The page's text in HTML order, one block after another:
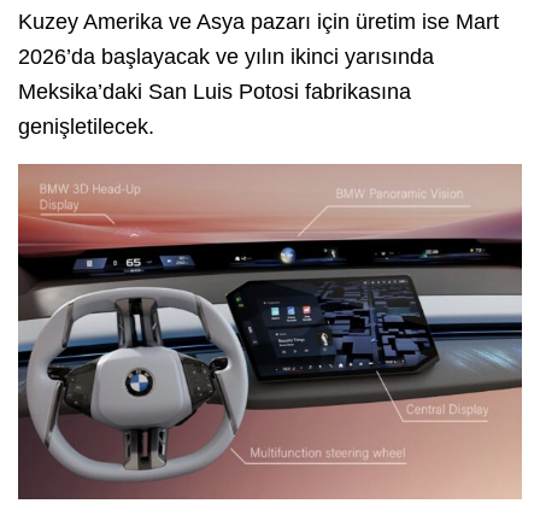
Kuzey Amerika ve Asya pazarı için üretim ise Mart
2026’da başlayacak ve yılın ikinci yarısında
Meksika’daki San Luis Potosi fabrikasına
genişletilecek.